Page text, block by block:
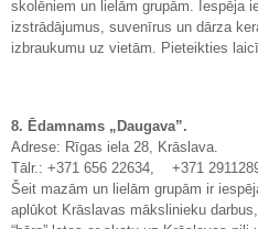
skolēniem un lielām grupām. Iespēja
izstrādājumus, suvenīrus un dārza
izbraukumu uz vietām. Pieteikties
8. Ēdamnams „Daugava”.
Adrese: Rīgas iela 28, Krāslava.
Tālr.: +371 656 22634, +371
Šeit mazām un lielām grupām ir
aplūkot Krāslavas mākslinieku